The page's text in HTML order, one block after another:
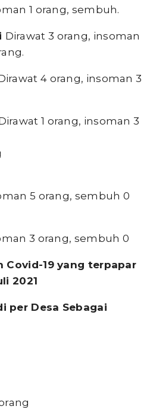
1 orang, sembuh.
Dirawat 3 orang, insoman
4 orang, insoman 3
1 orang, insoman 3
5 orang, sembuh 0
3 orang, sembuh 0
Covid-19 yang terpapar
2021
per Desa Sebagai